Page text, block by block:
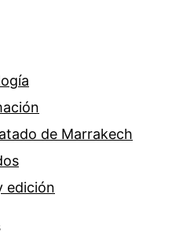
de Marrakech
edición